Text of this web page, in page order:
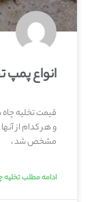
انواع
قیمت تخلیه
و هر کدام از
مشخص شد ،
ادامه مطلب تخلیه